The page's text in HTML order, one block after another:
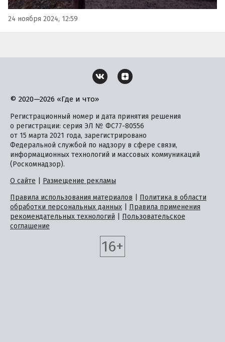
24 ноября 2024, 12:59
© 2020—2026 «Где и что»
Регистрационный номер и дата принятия решения
о регистрации: серия ЭЛ № ФС77-80556
от 15 марта 2021 года, зарегистрировано
Федеральной службой по надзору в сфере связи,
информационных технологий и массовых коммуникаций
(Роскомнадзор).
О сайте
Размещение рекламы
Правила использования материалов
Политика в области
обработки персональных данных
Правила применения
рекомендательных технологий
Пользовательское
соглашение
16+